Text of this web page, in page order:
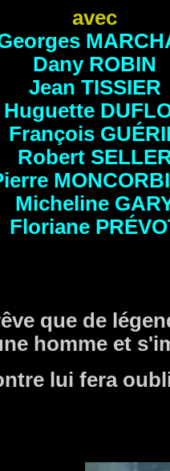
avec
Dany ROBIN
Jean TISSIER
Huguette
François
Robert
Micheline
Floriane
que de
homme et
lui fera